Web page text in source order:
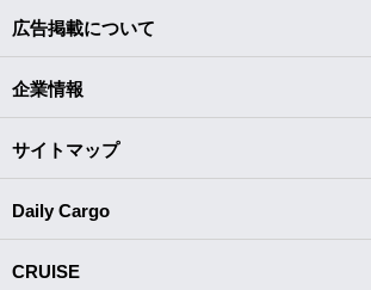
広告掲載について
企業情報
サイトマップ
Daily Cargo
CRUISE